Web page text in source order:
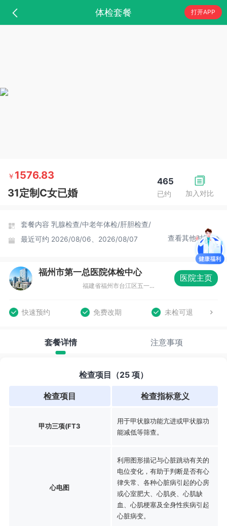
体检套餐 打开APP
加入对比
465
已约
￥ 1576.83
31定制C女已婚
套餐内容 乳腺检查/中老年体检/肝胆检查/
最近可约 2026/08/06、2026/08/07 查看其他时间
福州市第一总医院体检中心
福建省福州市台江区五一南路52号市一体检中心（福州市第十五中学旁）
医院主页
快速预约 免费改期 未检可退
套餐详情 注意事项
检查项目（25 项）
检查项目 检查指标意义
甲功三项(FT3
用于甲状腺功能亢进或甲状腺功
能减低等筛查。
心电图
利用图形描记与心脏跳动有关的
电位变化，有助于判断是否有心
律失常、各种心脏病引起的心房
或心室肥大、心肌炎、心肌缺
血、心肌梗塞及全身性疾病引起
心脏病变。